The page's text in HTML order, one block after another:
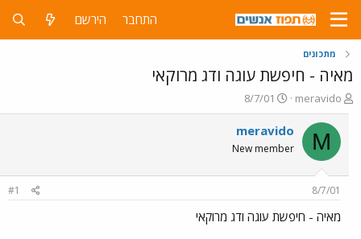
התחבר הירשם
מתכונים
מאיה - חיפשת עוגה ודג מרוקאי
פ
ו
ת
ח
ה
ש
א
meravido
פ
ו
ר
ם
ר
8/7/01
M
meravido
New member
8/7/01
#1
מאיה - חיפשת עוגה ודג מרוקאי